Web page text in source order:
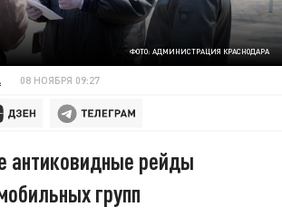
ФОТО: АДМИНИСТРАЦИЯ КРАСНОДАРА
08 НОЯБРЯ 09:27
антиковидные рейды
групп